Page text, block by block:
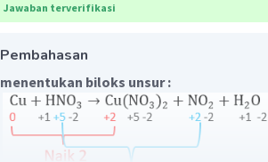
Jawaban terverifikasi
Pembahasan
menentukan biloks unsur :